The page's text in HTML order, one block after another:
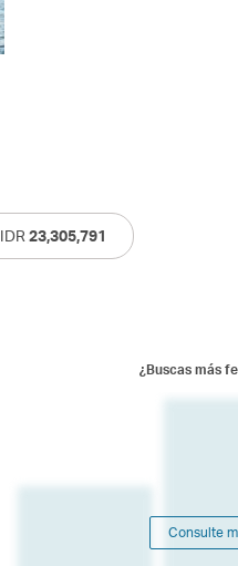
23,305,791
¿Buscas más
Consulte